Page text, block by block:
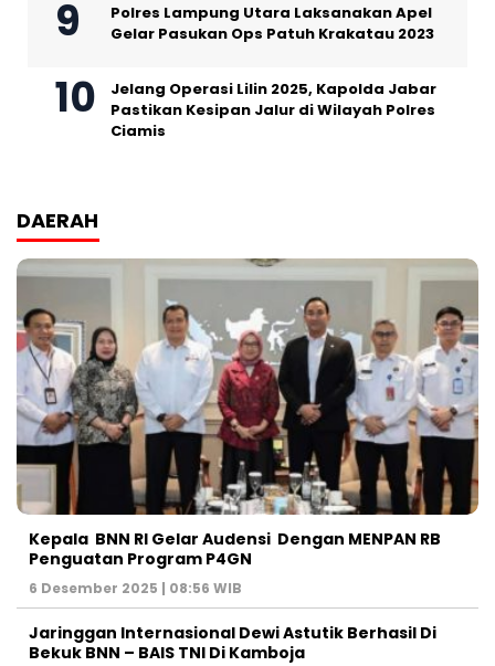
Polres Lampung Utara Laksanakan Apel
Gelar Pasukan Ops Patuh Krakatau 2023
Jelang Operasi Lilin 2025, Kapolda Jabar
Pastikan Kesipan Jalur di Wilayah Polres
Ciamis
DAERAH
Kepala BNN RI Gelar Audensi Dengan MENPAN RB
Penguatan Program P4GN
6 Desember 2025 | 08:56 WIB
Jaringgan Internasional Dewi Astutik Berhasil Di
Bekuk BNN – BAIS TNI Di Kamboja